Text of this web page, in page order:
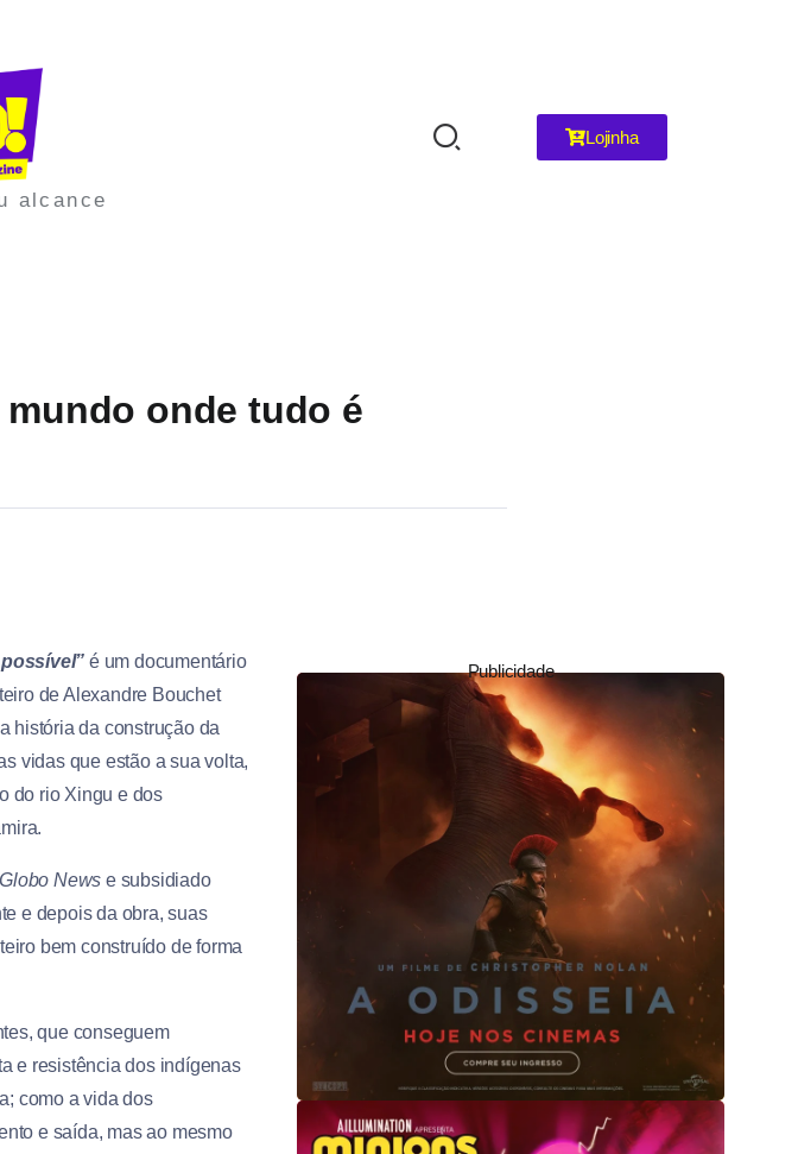
alcance
Lojinha
onde tudo é
é um documentário
de Alexandre Bouchet
história da construção da
vidas que estão a sua volta,
do rio Xingu e dos
Globo News e subsidiado
e depois da obra, suas
bem construído de forma
que conseguem
e resistência dos indígenas
como a vida dos
e saída, mas ao mesmo
Publicidade